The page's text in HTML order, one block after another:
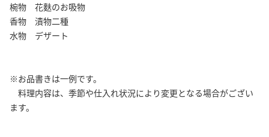
椀物 花麩のお吸物
香物 漬物二種
水物 デザート
※お品書きは一例です。
料理内容は、季節や仕入れ状況により変更となる場合がござい
ます。